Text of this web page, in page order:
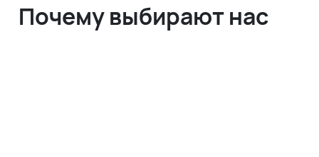
Почему выбирают нас